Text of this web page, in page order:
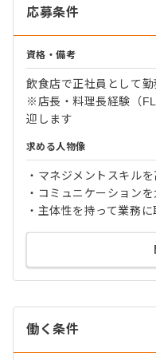
応募条件
資格・備考
飲食店で正社員として
※店長・料理長経験（
迎します
求める人物像
・マネジメントスキル
・コミュニケーション
・主体性を持って業務
働く条件